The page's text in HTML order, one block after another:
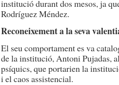
institució durant dos mesos, ja
Rodríguez Méndez.
Reconeixement a la seva
El seu comportament es va
de la institució, Antoni Pujadas,
psíquics, que portarien la
i el caos assistencial.